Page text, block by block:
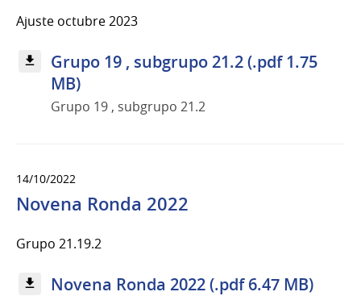
Ajuste octubre 2023
Grupo 19 , subgrupo 21.2 (.pdf 1.75
MB)
Grupo 19 , subgrupo 21.2
14/10/2022
Novena Ronda 2022
Grupo 21.19.2
Novena Ronda 2022 (.pdf 6.47 MB)